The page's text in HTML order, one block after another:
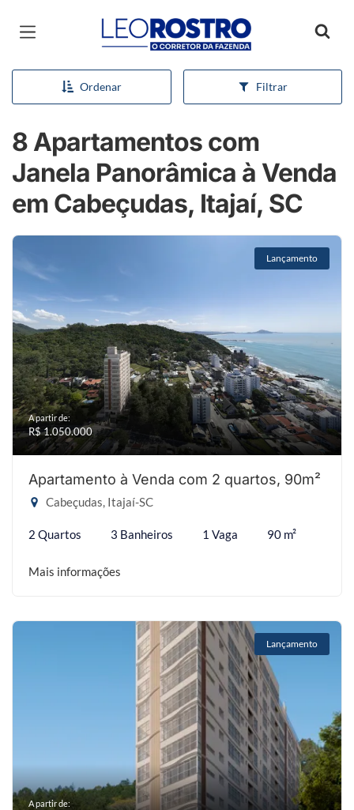
Página inicial
Ordenar Filtrar
8 Apartamentos com
Janela Panorâmica à Venda
em Cabeçudas, Itajaí, SC
Lançamento
A partir de:
R$ 1.050.000
Apartamento à Venda com 2 quartos, 90m²
Cabeçudas, Itajaí-SC
2 Quartos 3 Banheiros 1 Vaga 90 m²
Mais informações
Lançamento
A partir de: